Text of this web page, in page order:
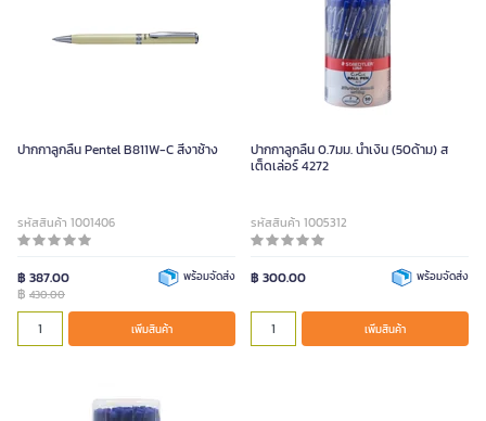
ปากกาลูกลื่น Pentel B811W-C สีงาช้าง
รหัสสินค้า 1001406
฿ 387.00
฿ 430.00
พร้อมจัดส่ง
เพิ่มสินค้า
ปากกาลูกลื่น 0.7มม. น้ำเงิน (50ด้าม) ส
เต็ดเล่อร์ 4272
รหัสสินค้า 1005312
฿ 300.00 พร้อมจัดส่ง
เพิ่มสินค้า